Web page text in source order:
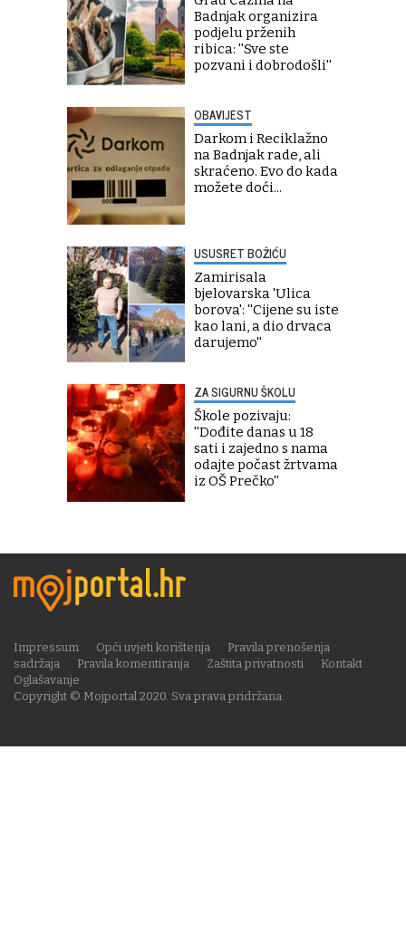
Badnjak organizira
podjelu prženih
ribica: ''Sve ste
pozvani i dobrodošli''
OBAVIJEST
Darkom i Reciklažno
na Badnjak rade, ali
skraćeno. Evo do kada
možete doći...
USUSRET BOŽIĆU
Zamirisala
bjelovarska 'Ulica
borova': ''Cijene su iste
kao lani, a dio drvaca
darujemo''
ZA SIGURNU ŠKOLU
Škole pozivaju:
''Dođite danas u 18
sati i zajedno s nama
odajte počast žrtvama
iz OŠ Prečko''
Copyright © Mojportal 2020. Sva prava pridržana.
Impressum Opći uvjeti korištenja
Pravila prenošenja
sadržaja
Pravila komentiranja Zaštita privatnosti
Kontakt
Oglašavanje